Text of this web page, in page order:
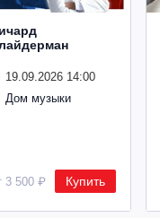
19.09.2026 14:00
Дом музыки
3 500 ₽ Купить